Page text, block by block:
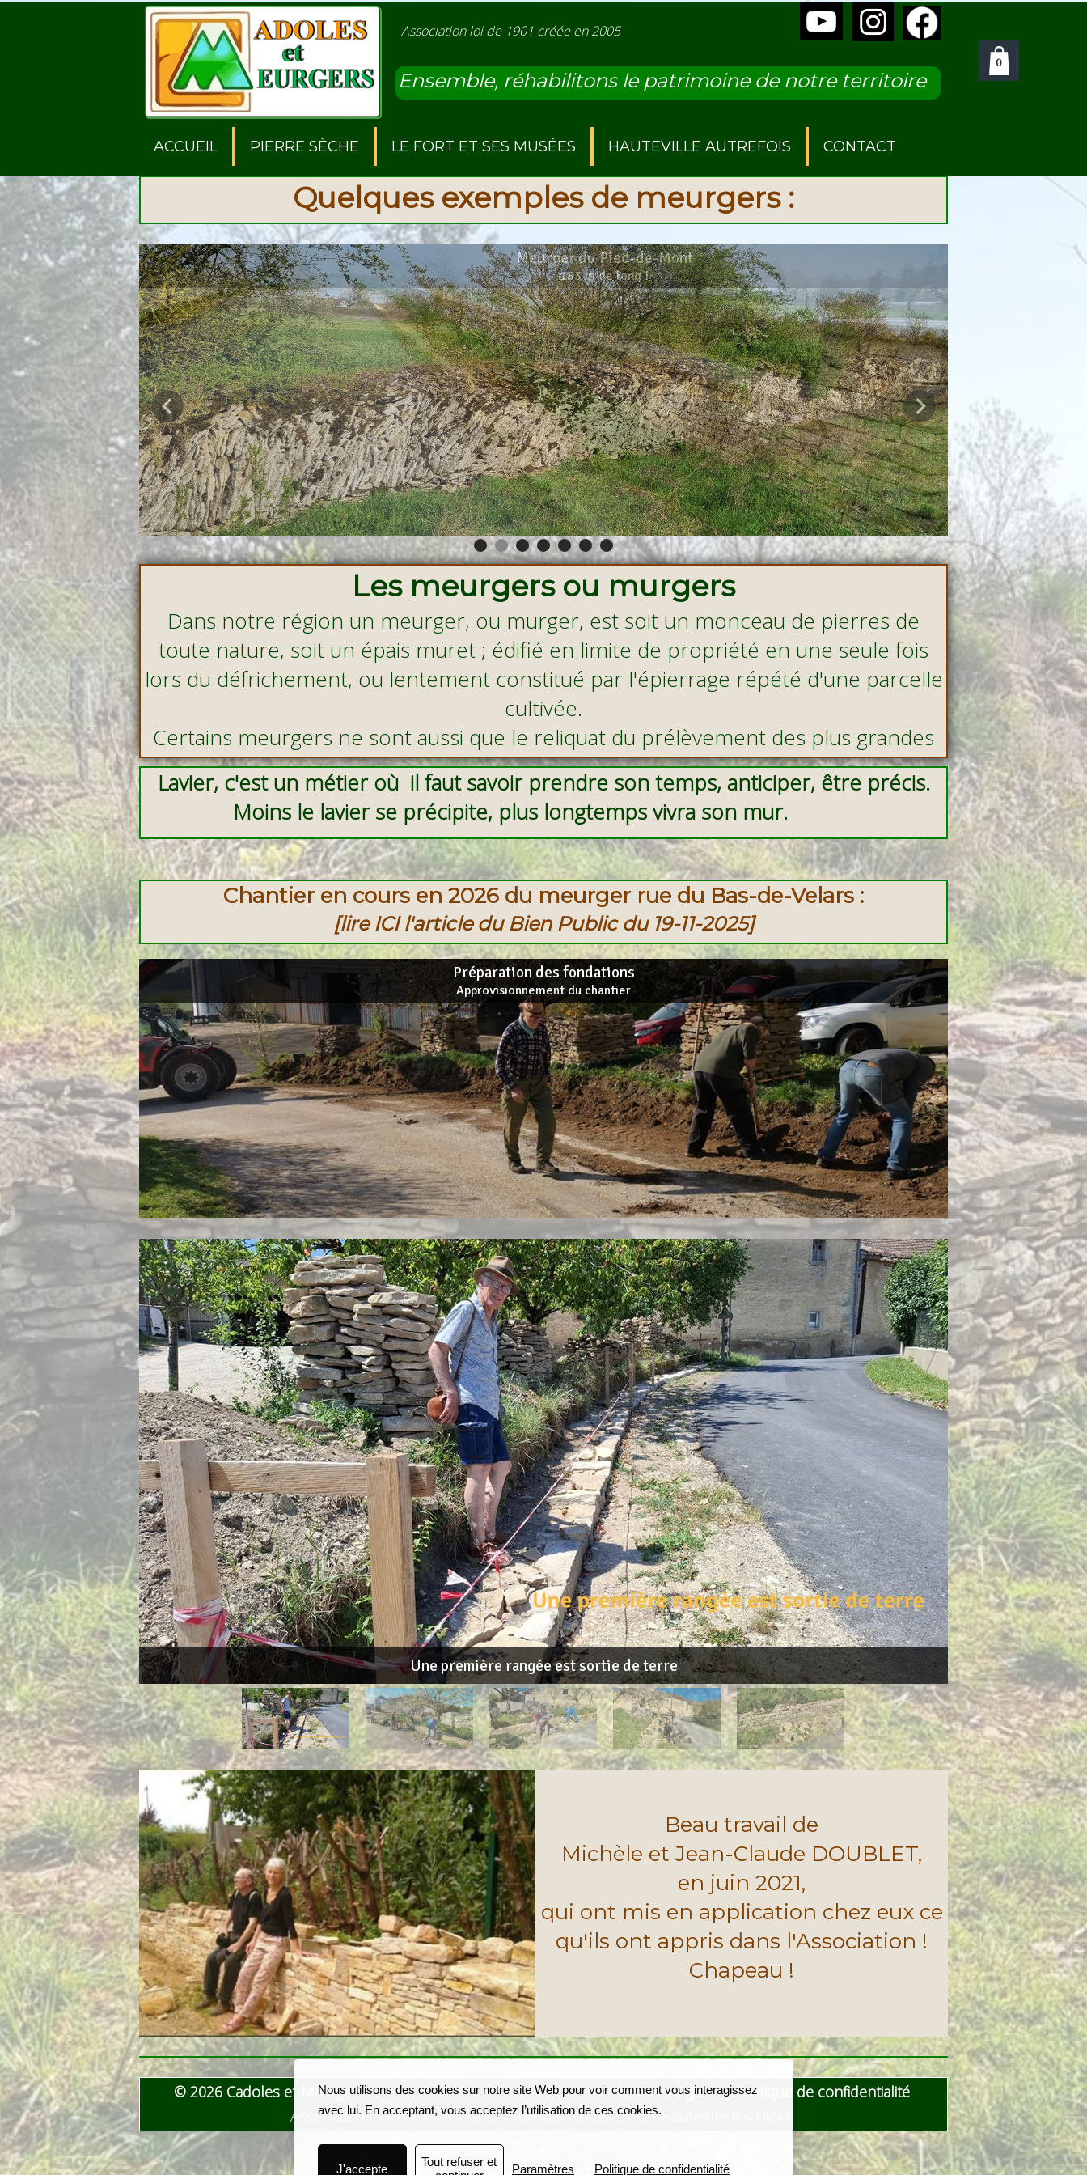
Ensemble, réhabilitons le patrimoine de notre territoire
Association loi de 1901 créée en 2005
ACCUEIL PIERRE SÈCHE LE FORT ET SES MUSÉES HAUTEVILLE AUTREFOIS CONTACT
Quelques exemples de meurgers :
Les meurgers ou murgers
Dans notre région un meurger, ou murger, est soit un monceau de pierres de
toute nature, soit un épais muret ; édifié en limite de propriété en une seule fois
lors du défrichement, ou lentement constitué par l'épierrage répété d'une parcelle
cultivée.
Certains meurgers ne sont aussi que le reliquat du prélèvement des plus grandes
laves destinées à la toiture des bâtiments.
Lavier, c'est un métier où il faut savoir prendre son temps, anticiper, être précis.
Moins le lavier se précipite, plus longtemps vivra son mur.
Chantier en cours en 2026 du meurger rue du Bas-de-Velars :
[lire ICI l'article du Bien Public du 19-11-2025]
Beau travail de
Michèle et Jean-Claude DOUBLET,
en juin 2021,
qui ont mis en application chez eux ce
qu'ils ont appris dans l'Association !
Chapeau !
© 2026 Cadoles et MeurgersMentions légales|Politique de confidentialité
Association loi de 1901 - Mairie, 4 rue des Riottes 21121 Hauteville-lès-Dijon
Meurger du Pied-de-Mont
183 m de long !
Préparation des fondations
Approvisionnement du chantier
Une première rangée est sortie de terre
Nous utilisons des cookies sur notre site Web pour voir comment vous interagissez
avec lui. En acceptant, vous acceptez l’utilisation de ces cookies.
Paramètres Politique de confidentialité
J'accepte
Tout refuser et
0